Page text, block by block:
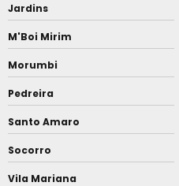
Jardins
M'Boi Mirim
Morumbi
Pedreira
Santo Amaro
Socorro
Vila Mariana